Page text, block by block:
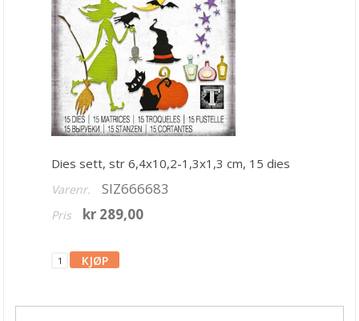
Mønsterpapir
Kartong 12x12 inch
Motiv til kortlaging
Spesial Papir
Stæsj & pynt
Stempler
Blekk, maling & tusj
Embossing
Tags, papirposer & dekorering
Rayher dies
Dies sett, str 6,4x10,2-1,3x1,3 cm, 15 dies
Varenr. SIZ666683
Pris kr 289,00